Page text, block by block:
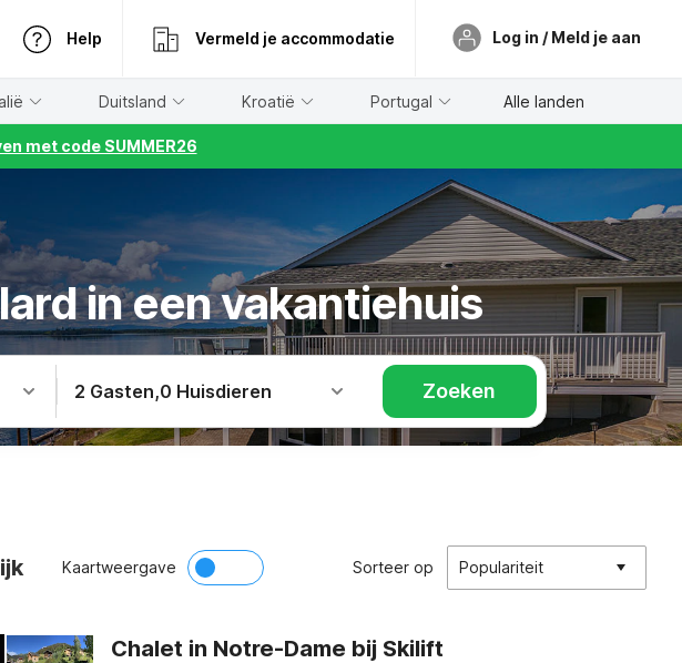
Help Vermeld je accommodatie Log in / Meld je aan
Duitsland Kroatië Portugal Alle landen
met code SUMMER26
in een vakantiehuis
2 Gasten,0 Huisdieren Zoeken
Kaartweergave Sorteer op Populariteit
Chalet in Notre-Dame bij Skilift